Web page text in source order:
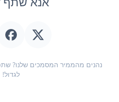
נהנים מהממיר המסמכים שלנו?
לגדול!